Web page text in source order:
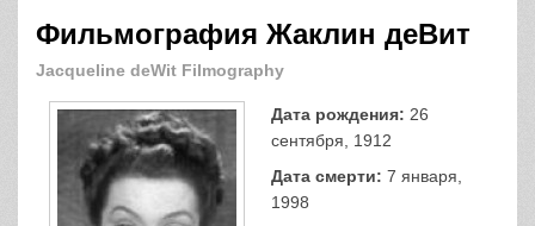
Фильмография Жаклин деВит
Jacqueline deWit Filmography
Дата рождения: 26
сентября, 1912
Дата смерти: 7 января,
1998